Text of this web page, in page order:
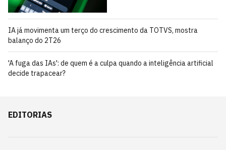
IA já movimenta um terço do crescimento da TOTVS, mostra
balanço do 2T26
'A fuga das IAs': de quem é a culpa quando a inteligência artificial
decide trapacear?
EDITORIAS